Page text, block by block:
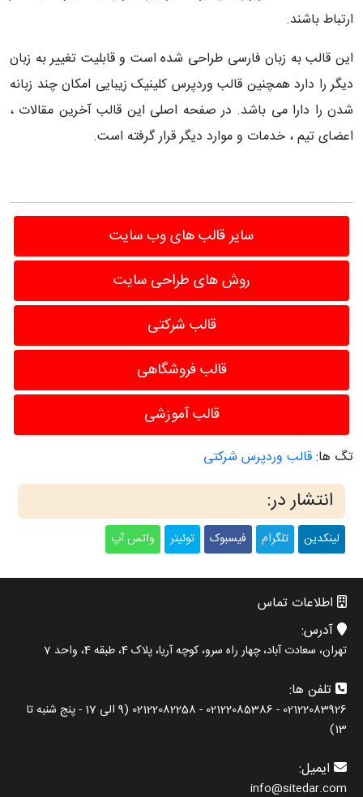
ارتباط باشند.
این قالب به زبان فارسی طراحی شده است و قابلیت تغییر به زبان
دیگر را دارد همچنین قالب وردپرس کلینیک زیبایی امکان چند زبانه
شدن را دارا می باشد. در صفحه اصلی این قالب آخرین مقالات ،
اعضای تیم ، خدمات و موارد دیگر قرار گرفته است.
سایر قالب های وب سایت
روش های طراحی سایت
قالب شرکتی
قالب فروشگاهی
قالب آموزشی
تگ ها:قالب وردپرس شرکتی
انتشار در:
لینکدین تلگرام فیسبوک توئیتر واتس آپ
اطلاعات تماس
آدرس:
تهران، سعادت آباد، چهار راه سرو، کوچه آریا، پلاک 4، طبقه 4، واحد 7
تلفن ها:
02122083926 - 02122085386 - 02122082258 (9 الی 17 - پنج شنبه تا
13)
ایمیل:
info@sitedar.com